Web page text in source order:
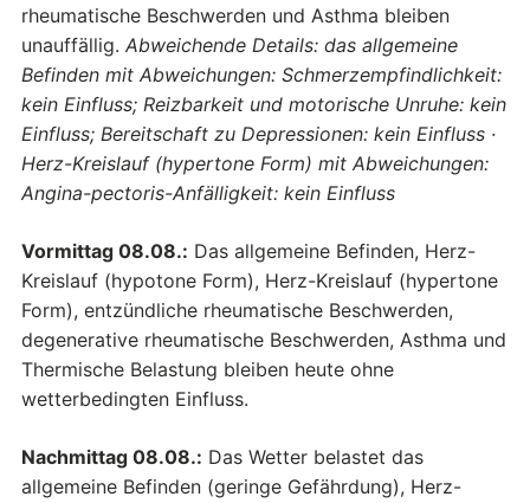
rheumatische Beschwerden und Asthma bleiben
unauffällig. Abweichende Details: das allgemeine
Befinden mit Abweichungen: Schmerzempfindlichkeit:
kein Einfluss; Reizbarkeit und motorische Unruhe: kein
Einfluss; Bereitschaft zu Depressionen: kein Einfluss ·
Herz-Kreislauf (hypertone Form) mit Abweichungen:
Angina-pectoris-Anfälligkeit: kein Einfluss
Vormittag 08.08.: Das allgemeine Befinden, Herz-
Kreislauf (hypotone Form), Herz-Kreislauf (hypertone
Form), entzündliche rheumatische Beschwerden,
degenerative rheumatische Beschwerden, Asthma und
Thermische Belastung bleiben heute ohne
wetterbedingten Einfluss.
Nachmittag 08.08.: Das Wetter belastet das
allgemeine Befinden (geringe Gefährdung), Herz-